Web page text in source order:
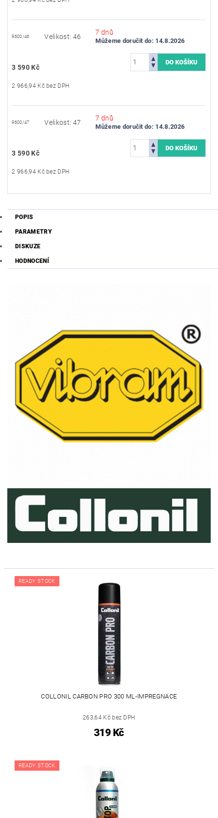
9600/46 Velikost: 46
7 dnů
Můžeme doručit do: 14.8.2026
3 590 Kč
2 966,94 Kč bez DPH
9600/47 Velikost: 47
7 dnů
Můžeme doručit do: 14.8.2026
3 590 Kč
2 966,94 Kč bez DPH
POPIS
PARAMETRY
DISKUZE
HODNOCENÍ
READY STOCK
COLLONIL CARBON PRO 300 ML-IMPREGNACE
263,64 Kč bez DPH
319 Kč
READY STOCK